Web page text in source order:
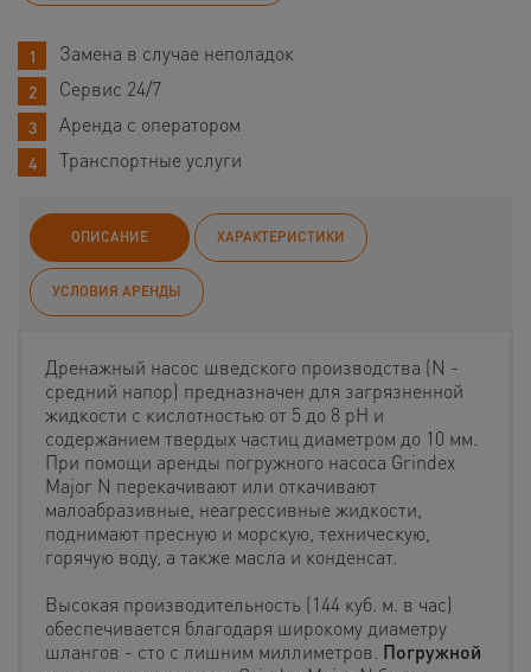
Замена в случае неполадок
Сервис 24/7
Аренда с оператором
Транспортные услуги
ОПИСАНИЕ ХАРАКТЕРИСТИКИ
УСЛОВИЯ АРЕНДЫ
Дренажный насос шведского производства (N -
средний напор) предназначен для загрязненной
жидкости с кислотностью от 5 до 8 pH и
содержанием твердых частиц диаметром до 10 мм.
При помощи аренды погружного насоса Grindex
Major N перекачивают или откачивают
малоабразивные, неагрессивные жидкости,
поднимают пресную и морскую, техническую,
горячую воду, а также масла и конденсат.
Высокая производительность (144 куб. м. в час)
обеспечивается благодаря широкому диаметру
шлангов - сто с лишним миллиметров. Погружной